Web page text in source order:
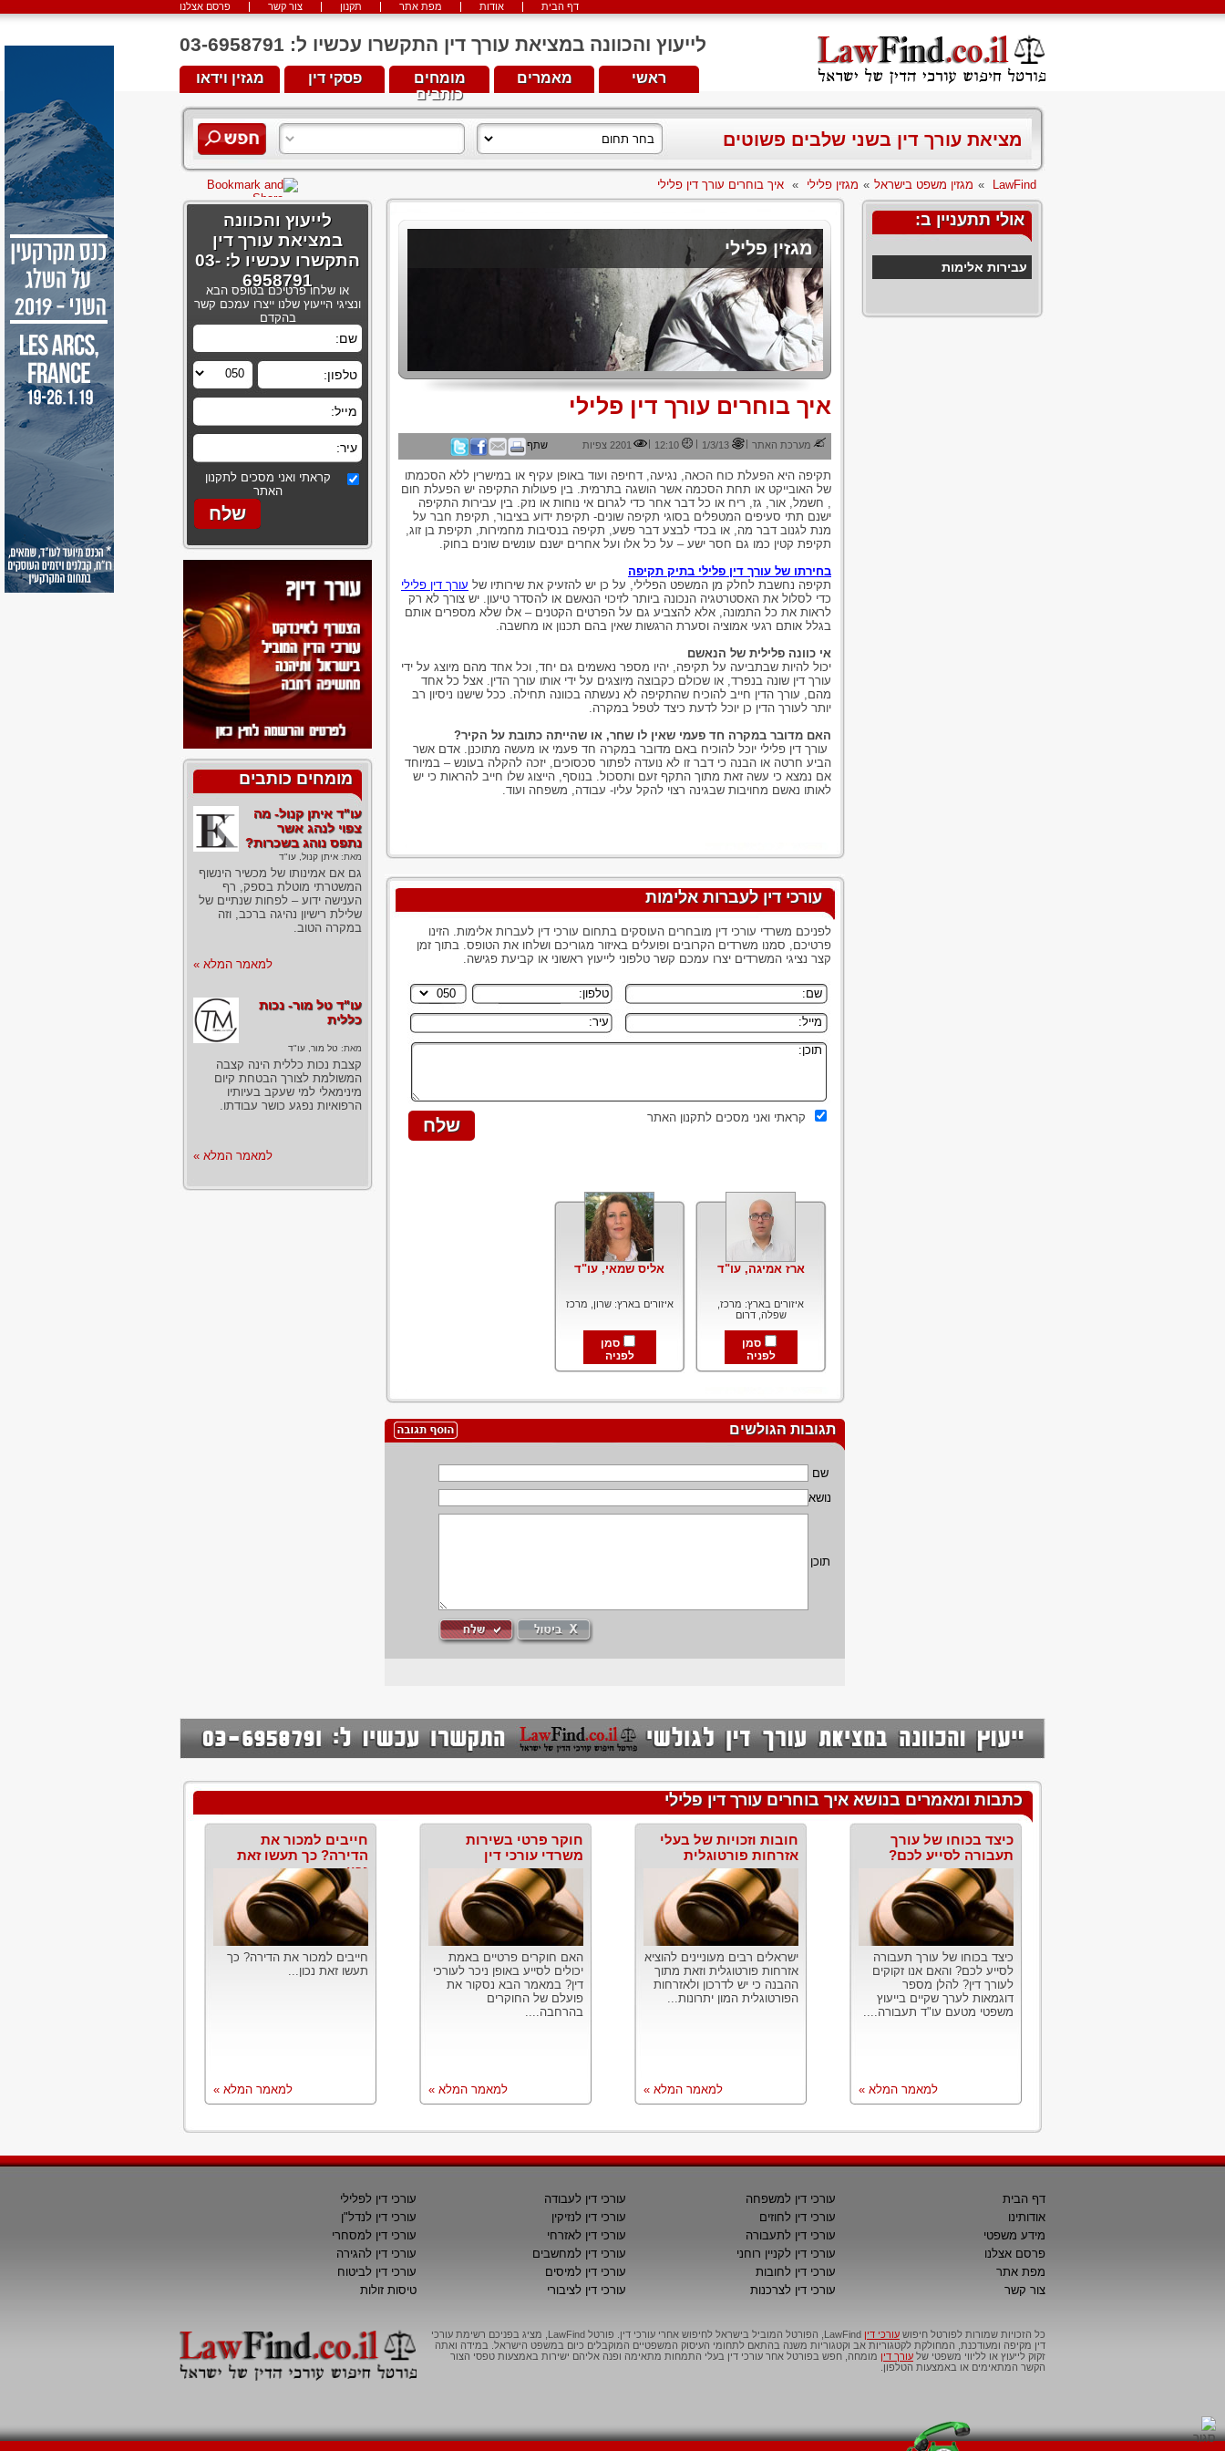
פרסם אצלנו צור קשר תקנון מפת אתר אודות דף הבית
לייעוץ והכוונה במציאת עורך דין התקשרו עכשיו ל: 03-6958791
מגזין וידאו פסקי דין
מומחים
כותבים
מאמרים ראשי
מציאת עורך דין בשני שלבים פשוטים
LawFind
» מגזין משפט בישראל » מגזין פלילי » איך בוחרים עורך דין פלילי
אולי תתעניין ב:
עבירות אלימות
מגזין פלילי
איך בוחרים עורך דין פלילי
מערכת האתר |
1/3/13
|
12:10
| 2201 צפיות שתף
תקיפה היא הפעלת כוח הכאה, נגיעה, דחיפה ועוד באופן עקיף או במישרין ללא הסכמתו
של האובייקט או תחת הסכמה אשר הושגה בתרמית. בין פעולות התקיפה יש הפעלת חום
, חשמל, אור, גז, ריח או כל דבר אחר כדי לגרום אי נוחות או נזק. בין עבירות התקיפה
ישנם תתי סעיפים המטפלים בסוגי תקיפה שונים- תקיפת ידוע בציבור, תקיפת חבר על
מנת לגנוב דבר מה, או בכדי לבצע דבר פשע, תקיפה בנסיבות מחמירות, תקיפת בן זוג,
תקיפת קטין כמו גם חסר ישע – על כל אלו ועל אחרים ישנם עונשים שונים בחוק.
בחירתו של עורך דין פלילי בתיק תקיפה
תקיפה נחשבת לחלק מן המשפט הפלילי, על כן יש להזעיק את שירותיו של עורך דין פלילי
כדי לסלול את האסטרטגיה הנכונה ביותר לזיכוי הנאשם או להסדר טיעון. יש צורך לא רק
לראות את כל התמונה, אלא להצביע גם על הפרטים הקטנים – אלו שלא מספרים אותם
בגלל אותם רגעי אמוציה וסערת הרגשות שאין בהם תכנון או מחשבה.
אי כוונה פלילית של הנאשם
יכול להיות שבתביעה על תקיפה, יהיו מספר נאשמים גם יחד, וכל אחד מהם מיוצג על ידי
עורך דין שונה בנפרד, או שכולם כקבוצה מיוצגים על ידי אותו עורך הדין. אצל כל אחד
מהם, עורך הדין חייב להוכיח שהתקיפה לא נעשתה בכוונה תחילה. ככל שישנו ניסיון רב
יותר לעורך הדין כן יוכל לדעת כיצד לטפל במקרה.
האם מדובר במקרה חד פעמי שאין לו שחר, או שהייתה כתובת על הקיר?
עורך דין פלילי יוכל להוכיח באם מדובר במקרה חד פעמי או מעשה מתוכנן. אדם אשר
הביע חרטה או הבנה כי דבר זו לא נועדה לפתור סכסוכים, יזכה להקלה בעונש – במיוחד
אם נמצא כי עשה זאת מתוך התקף זעם ותסכול. בנוסף, הייצוג שלו חייב להראות כי יש
לאותו נאשם מחויבות שבגינה רצוי להקל עליו- עבודה, משפחה ועוד.
עורכי דין לעברות אלימות
לפניכם משרדי עורכי דין מובחרים העוסקים בתחום עורכי דין לעברות אלימות. הזינו
פרטיכם, סמנו משרדים הקרובים ופועלים באיזור מגוריכם ושלחו את הטופס. בתוך זמן
קצר נציגי המשרדים יצרו עמכם קשר טלפוני לייעוץ ראשוני או קביעת פגישה.
קראתי ואני מסכים לתקנון האתר
ארז אמיגה, עו"ד
איזורים בארץ: מרכז,
שפלה, דרום
סמן
לפניה
אליס שמאי, עו"ד
איזורים בארץ: שרון, מרכז
סמן
לפניה
תגובות הגולשים
שם
נושא
תוכן
לייעוץ והכוונה
במציאת עורך דין
התקשרו עכשיו ל: 03-
6958791
או שלחו פרטיכם בטופס הבא
ונציגי הייעוץ שלנו ייצרו עמכם קשר
בהקדם
קראתי ואני מסכים לתקנון
האתר
מומחים כותבים
עו"ד איתן קנול- מה
צפוי לנהג אשר
נתפס נוהג בשכרות?
מאת: איתן קנול, עו"ד
גם אם אמינותו של מכשיר הינשוף
המשטרתי מוטלת בספק, רף
הענישה ידוע – לפחות שנתיים של
שלילת רישיון נהיגה ברכב, וזה
במקרה הטוב.
למאמר המלא »
עו"ד טל מור- נכות
כללית
מאת: טל מור, עו"ד
קצבת נכות כללית הינה קצבה
המשולמת לצורך הבטחת קיום
מינימאלי למי שעקב בעיותיו
הרפואיות נפגע כושר עבודתו.
למאמר המלא »
כתבות ומאמרים בנושא איך בוחרים עורך דין פלילי
כיצד בכוחו של עורך
תעבורה לסייע לכם?
כיצד בכוחו של עורך תעבורה
לסייע לכם? והאם אנו זקוקים
לעורך דין? להלן מספר
דוגמאות לערך שקיים בייעוץ
משפטי מטעם עו"ד תעבורה....
למאמר המלא »
חובות וזכויות של בעלי
אזרחות פורטוגלית
ישראלים רבים מעוניינים להוציא
אזרחות פורטוגלית וזאת מתוך
ההבנה כי יש לדרכון ולאזרחות
הפורטוגלית המון יתרונות...
למאמר המלא »
חוקר פרטי בשירות
משרדי עורכי דין
האם חוקרים פרטיים באמת
יכולים לסייע באופן ניכר לעורכי
דין? במאמר הבא נסקור את
פועלם של החוקרים
בהרחבה....
למאמר המלא »
חייבים למכור את
הדירה? כך תעשו זאת
נכון
חייבים למכור את הדירה? כך
תעשו זאת נכון...
למאמר המלא »
דף הבית
אודותינו
מידע משפטי
פרסם אצלנו
מפת אתר
צור קשר
עורכי דין למשפחה
עורכי דין לחוזים
עורכי דין לתעבורה
עורכי דין לקניין רוחני
עורכי דין לחובות
עורכי דין לצרכנות
עורכי דין לעבודה
עורכי דין לנזיקין
עורכי דין לאזרחי
עורכי דין למחשבים
עורכי דין למיסים
עורכי דין לציבורי
עורכי דין לפלילי
עורכי דין לנדל"ן
עורכי דין למסחרי
עורכי דין להגירה
עורכי דין לביטוח
טיסות זולות
כל הזכויות שמורות לפורטל חיפוש עורכי דין
LawFind, הפורטל המוביל בישראל לחיפוש אחרי עורכי דין. פורטל LawFind, מציג בפניכם רשימת עורכי
דין מקיפה ומעודכנת, המחולקת לקטגוריות אב וקטגוריות משנה בהתאם לתחומי העיסוק המשפטיים המוקבלים כיום במשפט הישראל. במידה ואתה
זקוק לייעוץ או לליווי משפטי של עורך דין מומחה, חפש בפורטל אחר עורכי דין בעלי התמחות מתאימה ופנה אליהם ישירות באמצעות טפסי הצור
הקשר המתאימים או באמצעות הטלפון.